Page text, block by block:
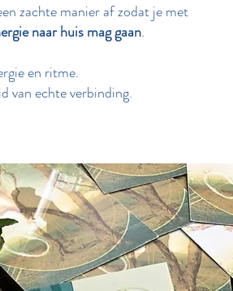
zachte manier af zodat je met
naar huis mag gaan.
en ritme.
van echte verbinding.